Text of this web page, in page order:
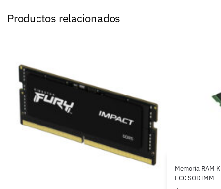
Productos relacionados
Memoria RAM
ECC SODIMM